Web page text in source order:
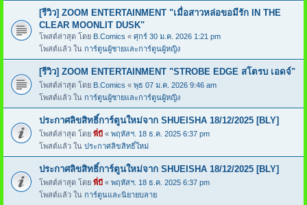
[รีวิว] ZOOM ENTERTAINMENT "เมื่อสาวหล่อขอมีรัก IN THE
CLEAR MOONLIT DUSK"
โพสต์ล่าสุด โดย B.Comics « ศุกร์ 30 ม.ค. 2026 1:21 pm
โพสต์แล้ว ใน การ์ตูนผู้ชายและการ์ตูนผู้หญิง
[รีวิว] ZOOM ENTERTAINMENT "STROBE EDGE สโตรบ เอดจ์"
โพสต์ล่าสุด โดย B.Comics « พุธ 07 ม.ค. 2026 9:46 am
โพสต์แล้ว ใน การ์ตูนผู้ชายและการ์ตูนผู้หญิง
ประกาศลิขสิทธิ์การ์ตูนใหม่จาก SHUEISHA 18/12/2025 [BLY]
โพสต์ล่าสุด โดย พี่บี « พฤหัสฯ. 18 ธ.ค. 2025 6:37 pm
โพสต์แล้ว ใน ประกาศลิขสิทธิ์ใหม่
ประกาศลิขสิทธิ์การ์ตูนใหม่จาก SHUEISHA 18/12/2025 [BLY]
โพสต์ล่าสุด โดย พี่บี « พฤหัสฯ. 18 ธ.ค. 2025 6:37 pm
โพสต์แล้ว ใน การ์ตูนและนิยายบลาย